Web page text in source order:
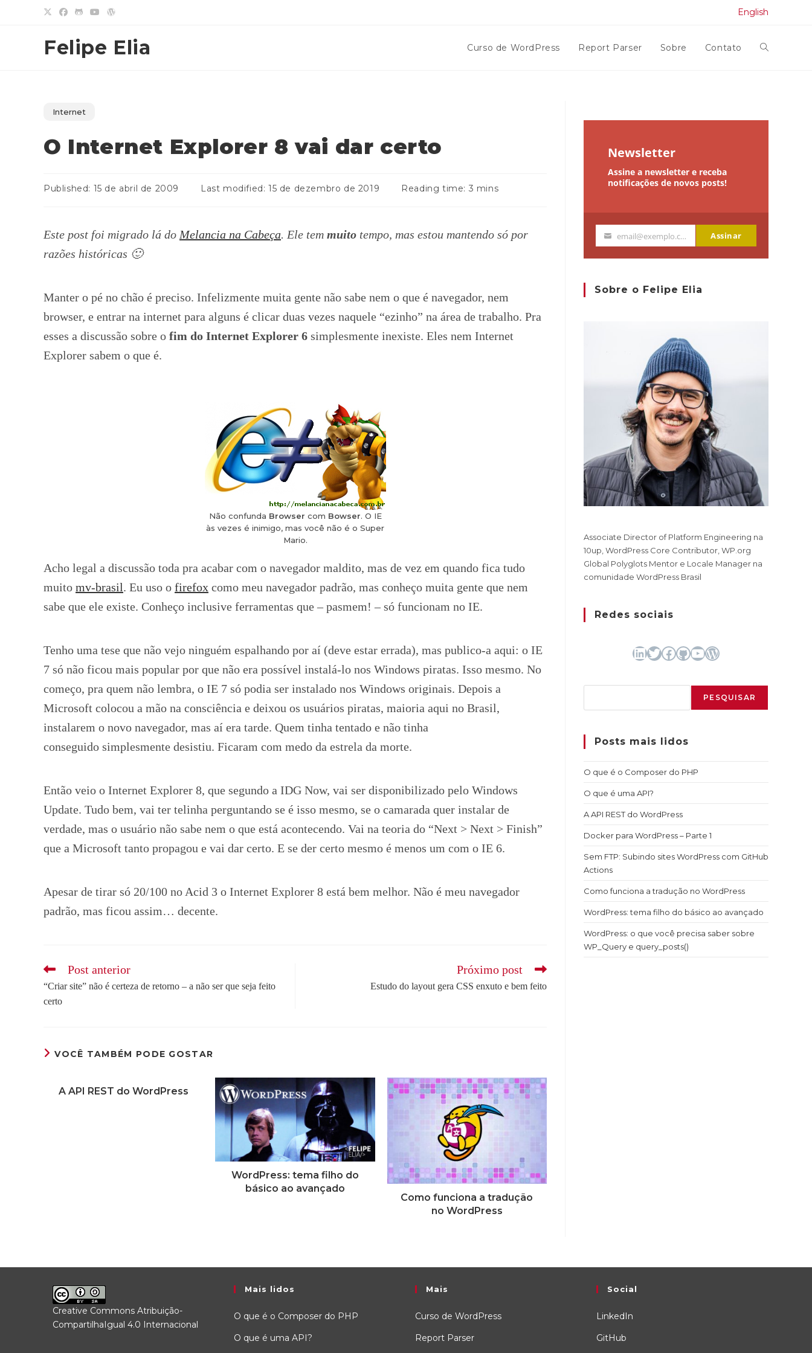
English
Felipe Elia Curso de WordPress Report Parser Sobre Contato Alternar
Internet
O Internet Explorer 8 vai dar certo
Published: 15 de abril de 2009 Last modified: 15 de dezembro de 2019 Reading time: 3 mins
Este post foi migrado lá do Melancia na Cabeça. Ele tem muito tempo, mas estou mantendo só por
razões históricas 🙂
Manter o pé no chão é preciso. Infelizmente muita gente não sabe nem o que é navegador, nem
browser, e entrar na internet para alguns é clicar duas vezes naquele “ezinho” na área de trabalho. Pra
esses a discussão sobre o fim do Internet Explorer 6 simplesmente inexiste. Eles nem Internet
Explorer sabem o que é.
Não confunda Browser com Bowser. O IE
às vezes é inimigo, mas você não é o Super
Mario.
Acho legal a discussão toda pra acabar com o navegador maldito, mas de vez em quando fica tudo
muito mv-brasil. Eu uso o firefox como meu navegador padrão, mas conheço muita gente que nem
sabe que ele existe. Conheço inclusive ferramentas que – pasmem! – só funcionam no IE.
Tenho uma tese que não vejo ninguém espalhando por aí (deve estar errada), mas publico-a aqui: o IE
7 só não ficou mais popular por que não era possível instalá-lo nos Windows piratas. Isso mesmo. No
começo, pra quem não lembra, o IE 7 só podia ser instalado nos Windows originais. Depois a
Microsoft colocou a mão na consciência e deixou os usuários piratas, maioria aqui no Brasil,
instalarem o novo navegador, mas aí era tarde. Quem tinha tentado e não tinha
conseguido simplesmente desistiu. Ficaram com medo da estrela da morte.
Então veio o Internet Explorer 8, que segundo a IDG Now, vai ser disponibilizado pelo Windows
Update. Tudo bem, vai ter telinha perguntando se é isso mesmo, se o camarada quer instalar de
verdade, mas o usuário não sabe nem o que está acontecendo. Vai na teoria do “Next > Next > Finish”
que a Microsoft tanto propagou e vai dar certo. E se der certo mesmo é menos um com o IE 6.
Apesar de tirar só 20/100 no Acid 3 o Internet Explorer 8 está bem melhor. Não é meu navegador
padrão, mas ficou assim… decente.
Leia
artigos
Post anterior
“Criar site” não é certeza de retorno – a não ser que seja feito
certo
Próximo post
Estudo do layout gera CSS enxuto e bem feito
VOCÊ TAMBÉM PODE GOSTAR
A API REST do WordPress
WordPress: tema filho do
básico ao avançado
Como funciona a tradução
no WordPress
Newsletter
Assine a newsletter e receba
notificações de novos posts!
Seu
email@exemplo.com Assinar
Sobre o Felipe Elia
Associate Director of Platform Engineering na
10up, WordPress Core Contributor, WP.org
Global Polyglots Mentor e Locale Manager na
comunidade WordPress Brasil
Redes sociais
LinkedIn
TwitterFacebook
GitHubYoutubeWordPress
PESQUISAR
Posts mais lidos
O que é o Composer do PHP
O que é uma API?
A API REST do WordPress
Docker para WordPress – Parte 1
Sem FTP: Subindo sites WordPress com GitHub
Actions
Como funciona a tradução no WordPress
WordPress: tema filho do básico ao avançado
WordPress: o que você precisa saber sobre
WP_Query e query_posts()
Creative Commons Atribuição-
CompartilhaIgual 4.0 Internacional
Mais lidos
O que é o Composer do PHP
O que é uma API?
Mais
Curso de WordPress
Report Parser
Social
LinkedIn
GitHub